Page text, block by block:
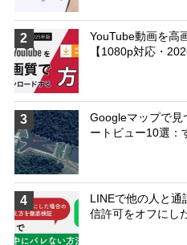
2
YouTube動画を高
【1080p対応・
3
Googleマップで見
ートビュー10選：
4
LINEで他の人と
信許可をオフにし